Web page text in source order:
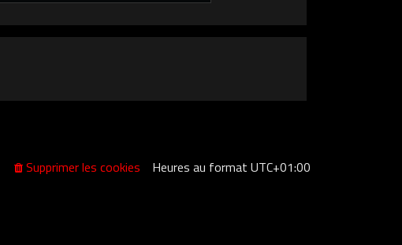
Heures au formatUTC+01:00
Supprimer les cookies